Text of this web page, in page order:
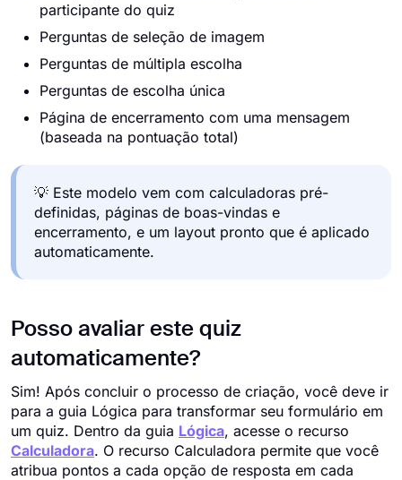
participante do quiz
Perguntas de seleção de imagem
Perguntas de múltipla escolha
Perguntas de escolha única
Página de encerramento com uma mensagem
(baseada na pontuação total)
💡 Este modelo vem com calculadoras pré-
definidas, páginas de boas-vindas e
encerramento, e um layout pronto que é aplicado
automaticamente.
Posso avaliar este quiz
automaticamente?
Sim! Após concluir o processo de criação, você deve ir
para a guia Lógica para transformar seu formulário em
um quiz. Dentro da guia Lógica, acesse o recurso
Calculadora. O recurso Calculadora permite que você
atribua pontos a cada opção de resposta em cada